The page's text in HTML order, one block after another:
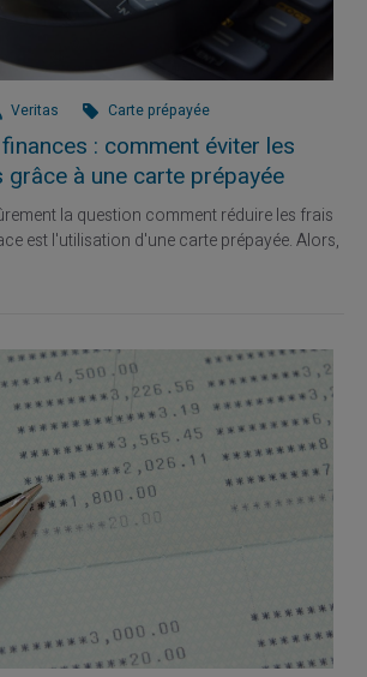
Veritas Carte prépayée
: comment éviter les
à une carte prépayée
la question comment réduire les frais
est l'utilisation d'une carte prépayée. Alors,